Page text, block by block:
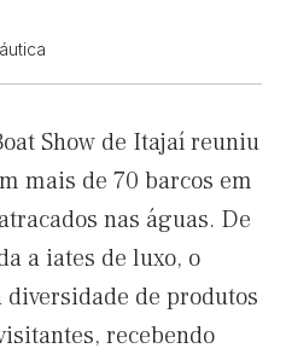
Show de Itajaí reuniu
mais de 70 barcos em
nas águas. De
a iates de luxo, o
diversidade de produtos
recebendo